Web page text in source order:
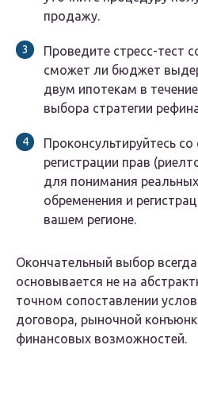
продажу.
Проведите стресс-тест
сможет ли бюджет
двум ипотекам в
выбора стратегии
Проконсультируйтесь
регистрации прав
для понимания
обременения и
вашем регионе.
Окончательный выбор
основывается не на
точном сопоставлении
договора, рыночной
финансовых возможностей.